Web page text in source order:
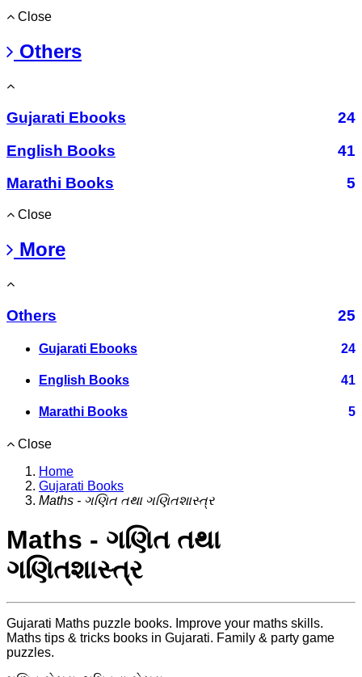
Close
Others
Gujarati Ebooks
24
English Books
41
Marathi Books
5
Close
More
Others 25
Gujarati Ebooks 24
English Books 41
Marathi Books 5
Close
Home
Gujarati Books
Maths - ગણિત તથા ગણિતશાસ્ત્ર
Maths - ગણિત તથા
ગણિતશાસ્ત્ર
Gujarati Maths puzzle books. Improve your maths skills.
Maths tips & tricks books in Gujarati. Family & party game
puzzles.